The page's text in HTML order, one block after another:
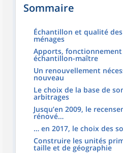
Sommaire
Échantillon et qualité
ménages
Apports, fonctionnement
échantillon-maître
Un renouvellement
nouveau
Le choix de la base de
arbitrages
Jusqu’en 2009, le
rénové…
… en 2017, le choix des
Construire les unités
taille et de géographie